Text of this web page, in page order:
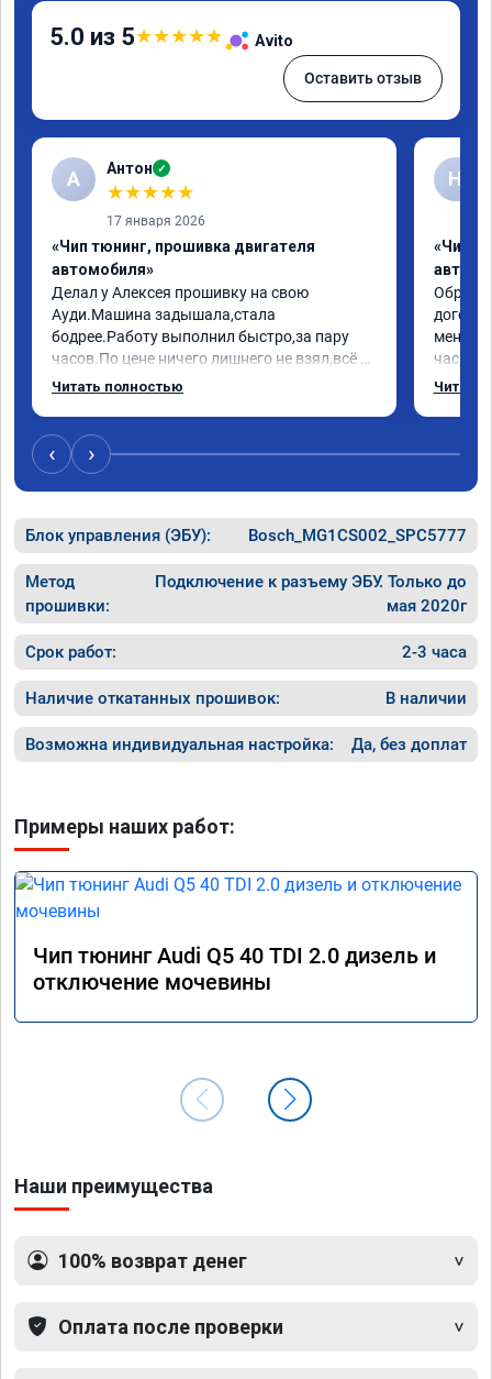
5.0 из 5★★★★★ Avito
Оставить отзыв
А Антон ✓
★★★★★
17 января 2026
«Чип тюнинг, прошивка двигателя
автомобиля»
Делал у Алексея прошивку на свою
Ауди.Машина задышала,стала
бодрее.Работу выполнил быстро,за пару
часов.По цене ничего лишнего не взял,всё
как договаривались заранее.После работы
случае поломки авто.Однозначно
рекомендую Алексея как грамотного
специалиста!
Читать полностью
Н
«Чип
меня
час
Арман
Читать
‹ ›
Блок управления (ЭБУ): Bosch_MG1CS002_SPC5777
Метод
прошивки:
Подключение к разъему ЭБУ. Только до
мая 2020г
Срок работ: 2-3 часа
Наличие откатанных прошивок: В наличии
Возможна индивидуальная настройка: Да, без доплат
Примеры наших работ:
Чип тюнинг Audi Q5 40 TDI 2.0 дизель и
отключение мочевины
Наши преимущества
100% возврат денег
Оплата после проверки